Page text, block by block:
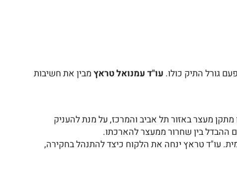
גורל התיק כולו. עו"ד עמנואל טראץמבין את חשיבות
מעצר באזור תל אביב והמרכז, על מנת להעניק
ההבדל בין שחרור ממעצר להארכתו.
עו"ד טראץ ינחה את הלקוח כיצד להתנהל בחקירה,